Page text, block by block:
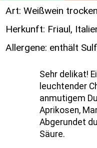
Art: Weißwein
Herkunft: Friaul,
Allergene: enthält
Sehr delikat!
leuchtender
anmutigem
Aprikosen,
Abgerundet
Säure.